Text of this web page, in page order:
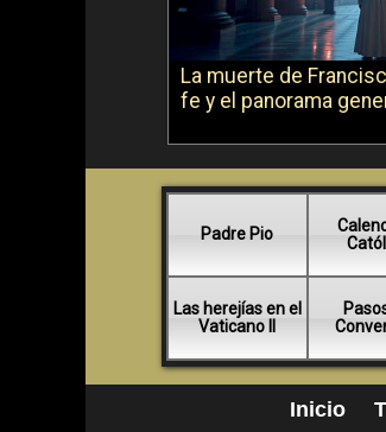
La muerte de
fe y el panorama
Padre Pio
Las herejías en el
Vaticano II
Inicio